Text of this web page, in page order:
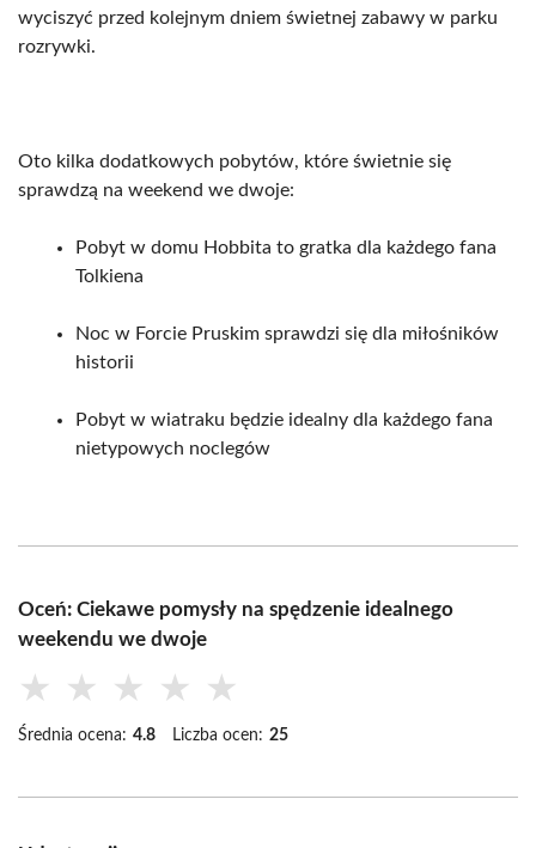
wyciszyć przed kolejnym dniem świetnej zabawy w parku
rozrywki.
Oto kilka dodatkowych pobytów, które świetnie się
sprawdzą na weekend we dwoje:
Pobyt w domu Hobbita to gratka dla każdego fana
Tolkiena
Noc w Forcie Pruskim sprawdzi się dla miłośników
historii
Pobyt w wiatraku będzie idealny dla każdego fana
nietypowych noclegów
Oceń: Ciekawe pomysły na spędzenie idealnego
weekendu we dwoje
★ ★ ★ ★ ★
Średnia ocena: 4.8 Liczba ocen: 25